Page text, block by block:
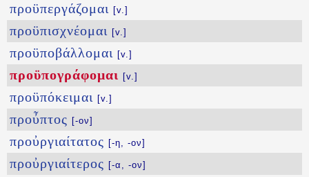
προϋπεργάζομαι [v.]
προϋπισχνέομαι [v.]
προϋποβάλλομαι [v.]
προϋπογράφομαι [v.]
προϋπόκειμαι [v.]
προὖπτος [-ον]
προὐργιαίτατος [-η, -ον]
προὐργιαίτερος [-α, -ον]